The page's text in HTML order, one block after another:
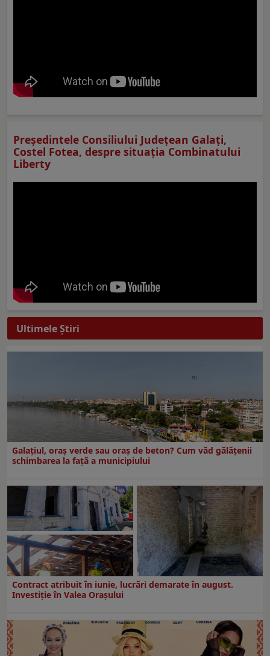
Preşedintele Consiliului Judeţean Galaţi,
Costel Fotea, despre situaţia Combinatului
Liberty
Ultimele Ştiri
Galațiul, oraș verde sau oraș de beton? Cum văd gălățenii
schimbarea la față a municipiului
Contract atribuit în iunie, lucrări demarate în august.
Investiţie în Valea Oraşului